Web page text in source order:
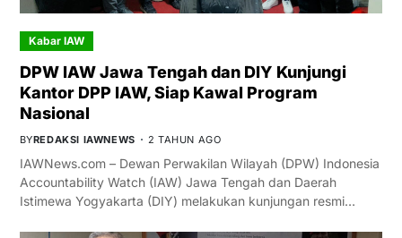
Kabar IAW
DPW IAW Jawa Tengah dan DIY Kunjungi
Kantor DPP IAW, Siap Kawal Program
Nasional
BYREDAKSI IAWNEWS 2 TAHUN AGO
IAWNews.com – Dewan Perwakilan Wilayah (DPW) Indonesia
Accountability Watch (IAW) Jawa Tengah dan Daerah
Istimewa Yogyakarta (DIY) melakukan kunjungan resmi…